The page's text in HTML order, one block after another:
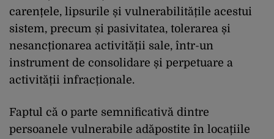
carențele, lipsurile și vulnerabilitățile acestui
sistem, precum și pasivitatea, tolerarea și
nesancționarea activității sale, într-un
instrument de consolidare și perpetuare a
activității infracționale.
Faptul că o parte semnificativă dintre
persoanele vulnerabile adăpostite în locațiile